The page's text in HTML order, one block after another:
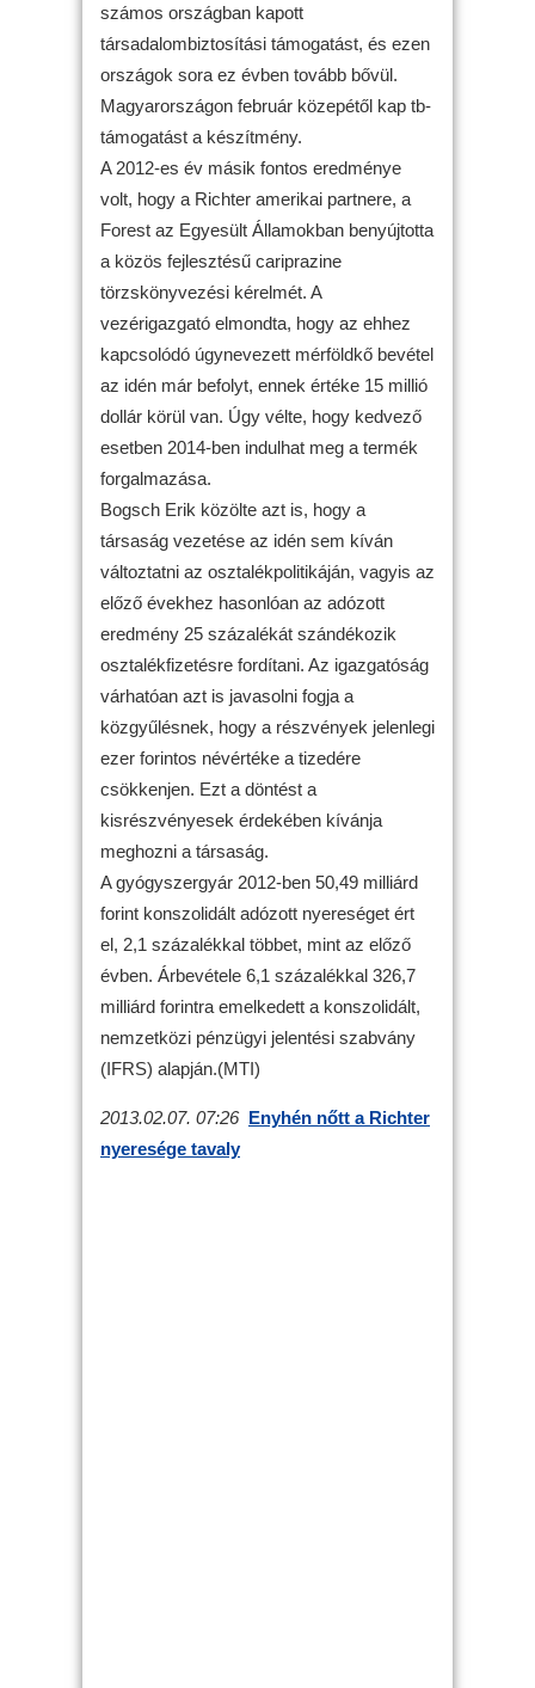
számos országban kapott
társadalombiztosítási támogatást, és ezen
országok sora ez évben tovább bővül.
Magyarországon február közepétől kap tb-
támogatást a készítmény.
A 2012-es év másik fontos eredménye
volt, hogy a Richter amerikai partnere, a
Forest az Egyesült Államokban benyújtotta
a közös fejlesztésű cariprazine
törzskönyvezési kérelmét. A
vezérigazgató elmondta, hogy az ehhez
kapcsolódó úgynevezett mérföldkő bevétel
az idén már befolyt, ennek értéke 15 millió
dollár körül van. Úgy vélte, hogy kedvező
esetben 2014-ben indulhat meg a termék
forgalmazása.
Bogsch Erik közölte azt is, hogy a
társaság vezetése az idén sem kíván
változtatni az osztalékpolitikáján, vagyis az
előző évekhez hasonlóan az adózott
eredmény 25 százalékát szándékozik
osztalékfizetésre fordítani. Az igazgatóság
várhatóan azt is javasolni fogja a
közgyűlésnek, hogy a részvények jelenlegi
ezer forintos névértéke a tizedére
csökkenjen. Ezt a döntést a
kisrészvényesek érdekében kívánja
meghozni a társaság.
A gyógyszergyár 2012-ben 50,49 milliárd
forint konszolidált adózott nyereséget ért
el, 2,1 százalékkal többet, mint az előző
évben. Árbevétele 6,1 százalékkal 326,7
milliárd forintra emelkedett a konszolidált,
nemzetközi pénzügyi jelentési szabvány
(IFRS) alapján.(MTI)
2013.02.07. 07:26 Enyhén nőtt a Richter
nyeresége tavaly